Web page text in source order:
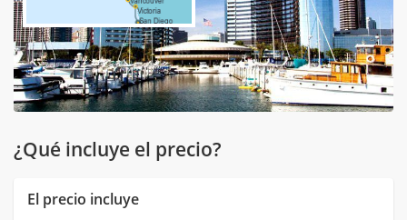
¿Qué incluye el precio?
El precio incluye